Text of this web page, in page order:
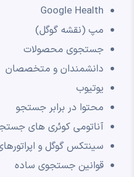
Google Health
مپ (نقشه گوگل)
جستجوی محصولات
دانشمندان و متخصصان
یوتیوب
محتوا در برابر جستجو
آناتومی کوئری های
سینتکس گوگل و
قوانین جستجوی ساده